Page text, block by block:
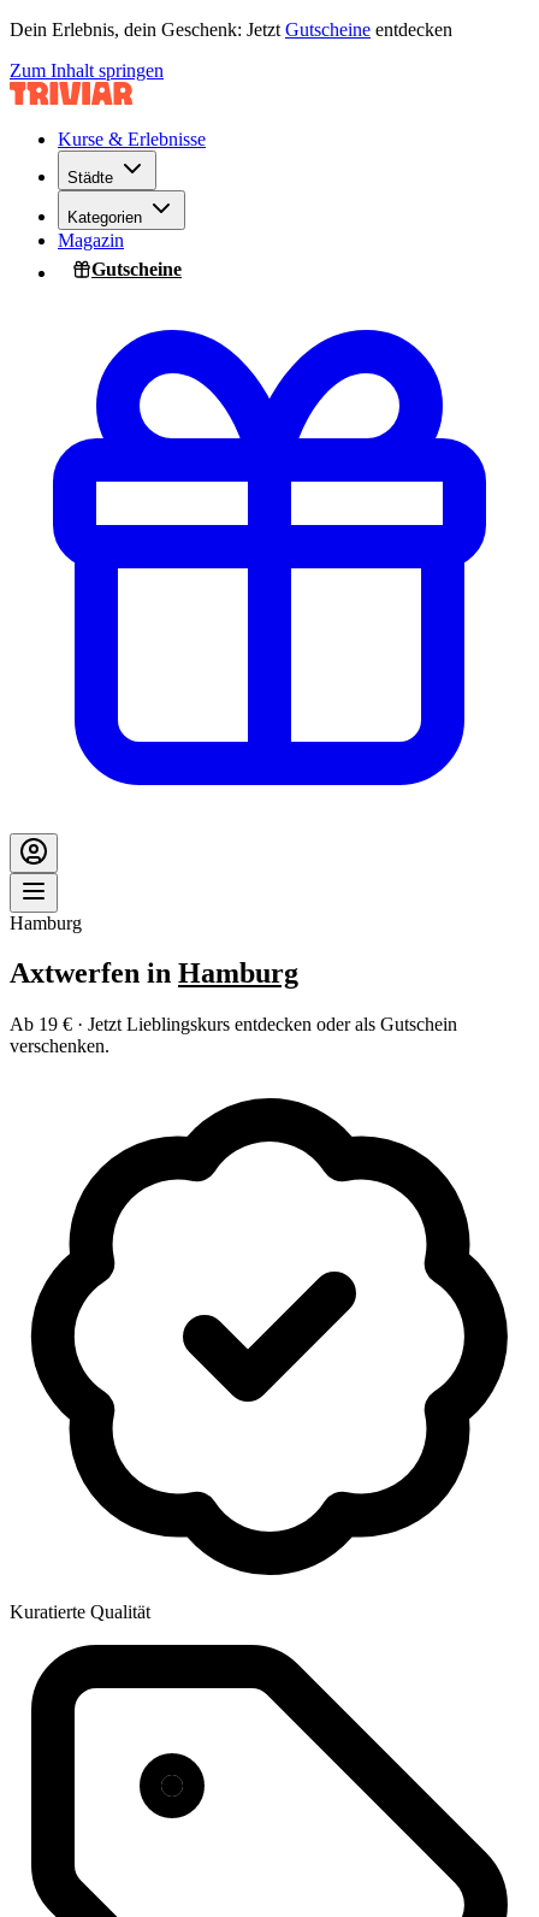
Dein Erlebnis, dein Geschenk: Jetzt Gutscheine entdecken
Zum Inhalt springen
Kurse & Erlebnisse
Städte
Kategorien
Magazin
Gutscheine
Hamburg
Axtwerfen in Hamburg
Ab 19 € · Jetzt Lieblingskurs entdecken oder als Gutschein
verschenken.
Kuratierte Qualität